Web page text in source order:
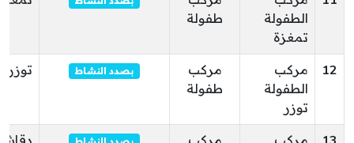
الطفولة
تمغزة
طفولة
12
مركب
الطفولة
توزر
مركب
طفولة
بصدد النشاط توزر